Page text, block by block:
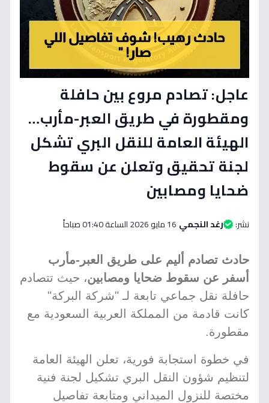
عاجل: تصادم مروع بين حافلة
ومقطورة في طريق العبر-مأرب…
الهيئة العامة للنقل البري تشكل
لجنة تحقيق وتعلن عن سقوط
ضحايا ومصابين
نشر: رغد النجمي 16 مايو 2026 الساعة 01:40 صباحاً
حادث تصادم أليم على طريق العبر-مأرب
أسفر عن سقوط ضحايا ومصابين، حيث تتصادم
حافلة نقل جماعي تابعة لـ "شركة البركة"
كانت قادمة من المملكة العربية السعودية مع
مقطورة.
في خطوة استجابة فورية، تعلن الهيئة العامة
لتنظيم شؤون النقل البري تشكيل لجنة فنية
مختصة للنزول الميداني ومتابعة تفاصيل